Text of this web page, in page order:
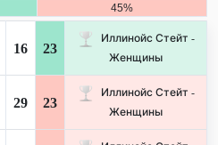
45%
16 23
Иллинойс Стейт -
Женщины
29 23
Иллинойс Стейт -
Женщины